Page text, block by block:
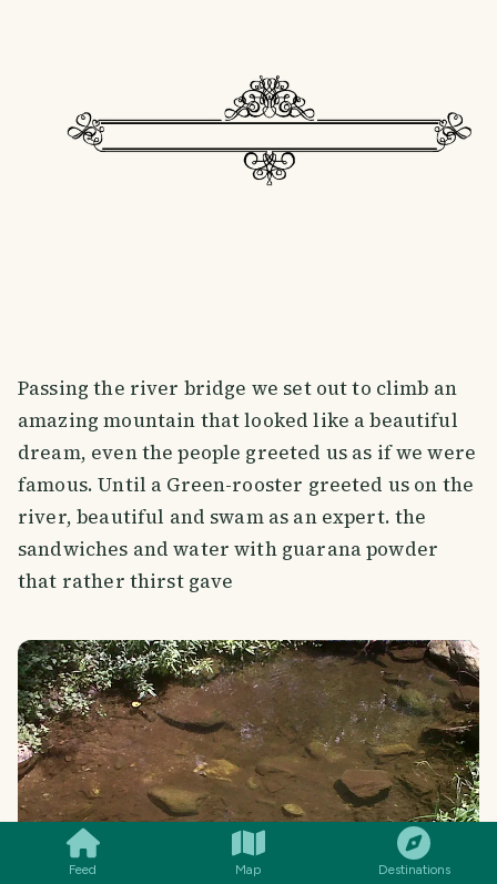
Feed Map Destinations
Passing the river bridge we set out to climb an
amazing mountain that looked like a beautiful
dream, even the people greeted us as if we were
famous. Until a Green-rooster greeted us on the
river, beautiful and swam as an expert. the
sandwiches and water with guarana powder
that rather thirst gave
SMILES COMMENT SHARE